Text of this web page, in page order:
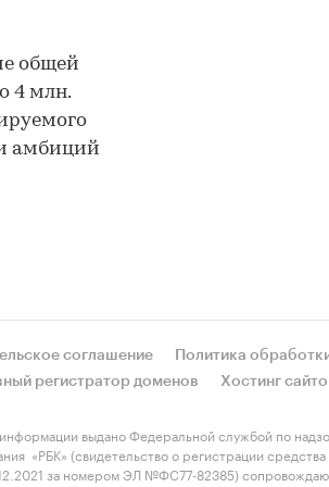
общей
4 млн.
амбиций
соглашение
Политика
регистратор доменов Хостинг
выдано Федеральной службой по
«РБК» (свидетельство о регистрации
за номером ЭЛ №ФС77-82385)